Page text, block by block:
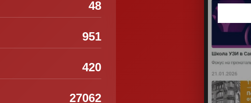
48
951
420
27062